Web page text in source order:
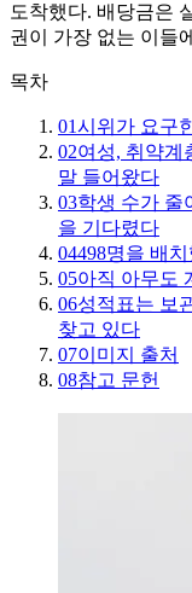
도착했다. 배당금은
권이 가장 없는 이들
목차
01시위가 요구
02여성, 취약계
말 들어왔다
03학생 수가 줄
을 기다렸다
04498명을 배
05아직 아무도
06성적표는 보
찾고 있다
07이미지 출처
08참고 문헌